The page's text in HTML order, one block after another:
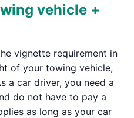
vehicle +
vignette requirement in
of your towing vehicle,
a car driver, you need a
do not have to pay a
as long as your car